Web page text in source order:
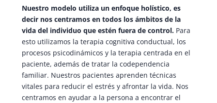
Nuestro modelo utiliza un enfoque holístico, es
decir nos centramos en todos los ámbitos de la
vida del individuo que estén fuera de control. Para
esto utilizamos la terapia cognitiva conductual, los
procesos psicodinámicos y la terapia centrada en el
paciente, además de tratar la codependencia
familiar. Nuestros pacientes aprenden técnicas
vitales para reducir el estrés y afrontar la vida. Nos
centramos en ayudar a la persona a encontrar el